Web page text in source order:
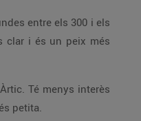
entre els 300 i els
clar i és un peix més
Té menys interès
petita.